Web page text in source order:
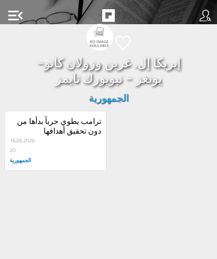
menu_open
إيريكا إل. غرين وزولان كانو-
يونغز - نيويورك تايمز
الجمهورية
دون تحقيق أهدافها
16.06.2026
20
الجمهورية